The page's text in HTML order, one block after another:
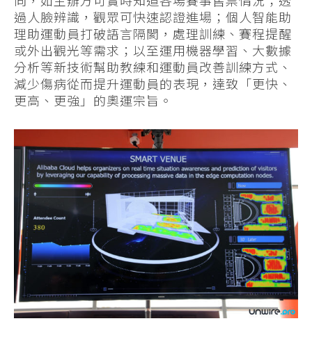
過人臉辨識，觀眾可快速認證進場；個人智能助
理助運動員打破語言隔閡，處理訓練、賽程提醒
或外出觀光等需求；以至運用機器學習、大數據
分析等新技術幫助教練和運動員改善訓練方式、
減少傷病從而提升運動員的表現，達致「更快、
更高、更強」的奧運宗旨。